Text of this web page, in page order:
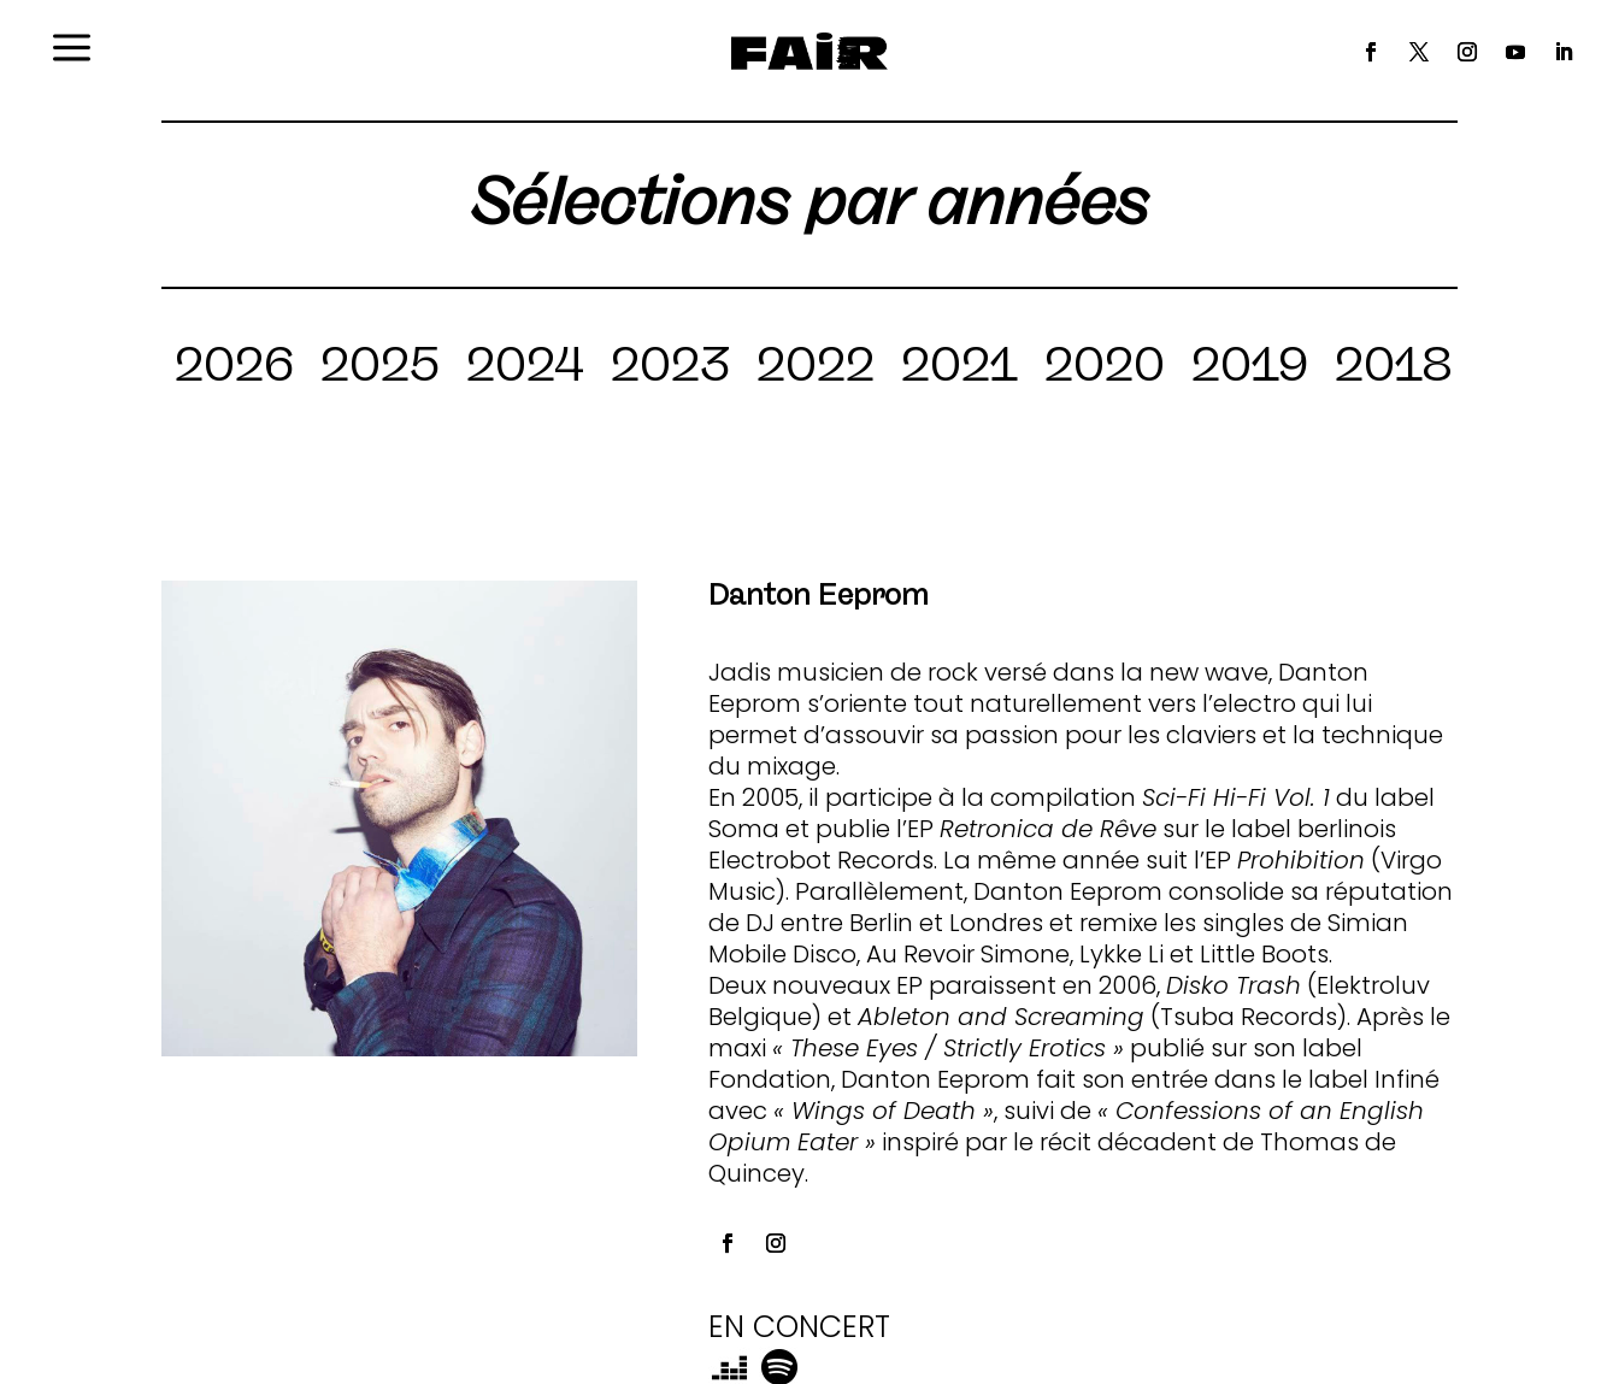
Sélections par années
2026 2025 2024 2023 2022 2021 2020 2019 2018
Danton Eeprom
Jadis musicien de rock versé dans la new wave, Danton
Eeprom s’oriente tout naturellement vers l’electro qui lui
permet d’assouvir sa passion pour les claviers et la technique
du mixage.
En 2005, il participe à la compilation Sci-Fi Hi-Fi Vol. 1du label
Soma et publie l’EPRetronica de Rêve sur le label berlinois
Electrobot Records. La même année suit l’EPProhibition (Virgo
Music). Parallèlement, Danton Eeprom consolide sa réputation
de DJ entre Berlin et Londres et remixe les singles de Simian
Mobile Disco, Au Revoir Simone, Lykke Li et Little Boots.
Deux nouveaux EP paraissent en 2006,Disko Trash (Elektroluv
Belgique) etAbleton and Screaming (Tsuba Records). Après le
maxi « These Eyes / Strictly Erotics » publié sur son label
Fondation, Danton Eeprom fait son entrée dans le label Infiné
avec « Wings of Death », suivi de « Confessions of an English
Opium Eater » inspiré par le récit décadent de Thomas de
Quincey.
EN CONCERT